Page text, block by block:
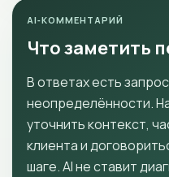
AI‑КОММЕНТАРИЙ
Что заметить
В ответах есть
неопределённости.
уточнить контекст,
клиента и
шаге. AI не ставит